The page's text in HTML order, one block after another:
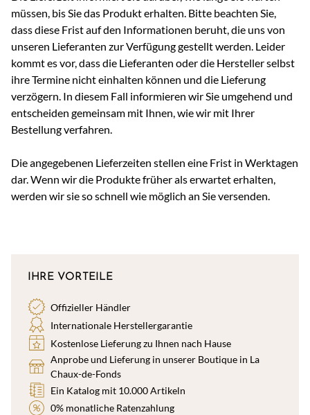
müssen, bis Sie das Produkt erhalten. Bitte beachten Sie,
dass diese Frist auf den Informationen beruht, die uns von
unseren Lieferanten zur Verfügung gestellt werden. Leider
kommt es vor, dass die Lieferanten oder die Hersteller selbst
ihre Termine nicht einhalten können und die Lieferung
verzögern. In diesem Fall informieren wir Sie umgehend und
entscheiden gemeinsam mit Ihnen, wie wir mit Ihrer
Bestellung verfahren.
Die angegebenen Lieferzeiten stellen eine Frist in Werktagen
dar. Wenn wir die Produkte früher als erwartet erhalten,
werden wir sie so schnell wie möglich an Sie versenden.
IHRE VORTEILE
Offizieller Händler
Internationale Herstellergarantie
Kostenlose Lieferung zu Ihnen nach Hause
Anprobe und Lieferung in unserer Boutique in La
Chaux-de-Fonds
Ein Katalog mit 10.000 Artikeln
0% monatliche Ratenzahlung